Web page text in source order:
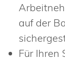
auf der
Für Ihren